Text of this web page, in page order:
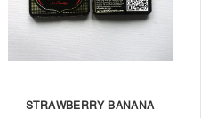
STRAWBERRY BANANA